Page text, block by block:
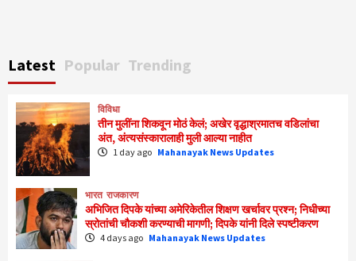
Latest Popular Trending
विविधा
तीन मुलींना शिकवून मोठं केलं; अखेर वृद्धाश्रमातच वडिलांचा
अंत, अंत्यसंस्कारालाही मुली आल्या नाहीत
1 day ago Mahanayak News Updates
भारत राजकारण
अभिजित दिपके यांच्या अमेरिकेतील शिक्षण खर्चावर प्रश्न; निधीच्या
स्रोतांची चौकशी करण्याची मागणी; दिपके यांनी दिले स्पष्टीकरण
4 days ago Mahanayak News Updates